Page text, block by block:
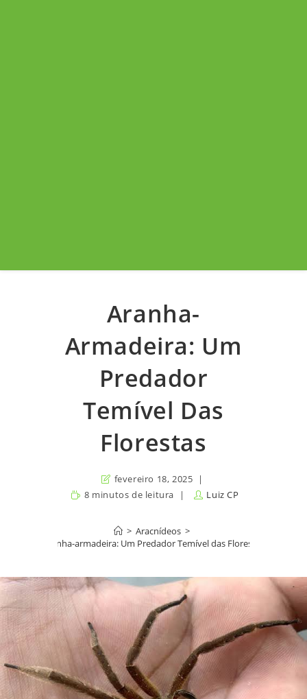
Aranha-
Armadeira: Um
Predador
Temível Das
Florestas
fevereiro 18, 2025
8 minutos de leitura
Luiz CP
> Aracnídeos >
Aranha-armadeira: Um Predador Temível das Florestas